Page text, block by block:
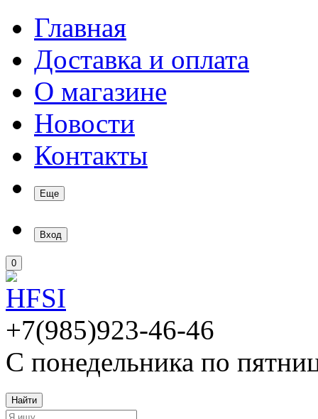
Главная
Доставка и оплата
О магазине
Новости
Контакты
Еще
Вход
0
+7(985)923-46-46
С понедельника по
Найти